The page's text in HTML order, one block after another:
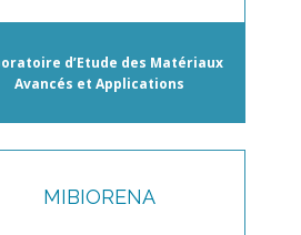
d’Etude des Matériaux
Avancés et Applications
MIBIORENA